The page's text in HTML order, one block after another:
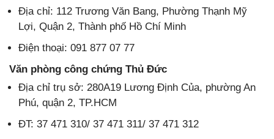
Địa chỉ: 112 Trương Văn Bang, Phường Thạnh Mỹ
Lợi, Quận 2, Thành phố Hồ Chí Minh
Điện thoại: 091 877 07 77
Văn phòng công chứng Thủ Đức
Địa chỉ trụ sở: 280A19 Lương Định Của, phường An
Phú, quận 2, TP.HCM
ĐT: 37 471 310/ 37 471 311/ 37 471 312